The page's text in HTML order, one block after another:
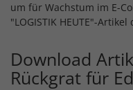
um für Wachstum im E-
"LOGISTIK HEUTE"-
Download
Rückgrat für